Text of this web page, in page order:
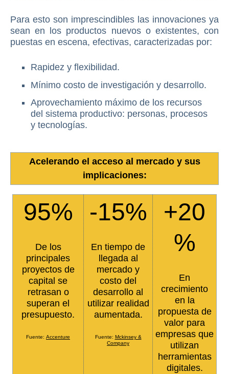
Para esto son imprescindibles las innovaciones ya
sean en los productos nuevos o existentes, con
puestas en escena, efectivas, caracterizadas por:
Rapidez y flexibilidad.
Mínimo costo de investigación y desarrollo.
Aprovechamiento máximo de los recursos
del sistema productivo: personas, procesos
y tecnologías.
Acelerando el acceso al mercado y sus
implicaciones:
95%
De los
principales
proyectos de
capital se
retrasan o
superan el
presupuesto.
Fuente: Accenture
-15%
En tiempo de
llegada al
mercado y
costo del
desarrollo al
utilizar realidad
aumentada.
Fuente: Mckinsey &
Company
+20
%
En
crecimiento
en la
propuesta de
valor para
empresas que
utilizan
herramientas
digitales.